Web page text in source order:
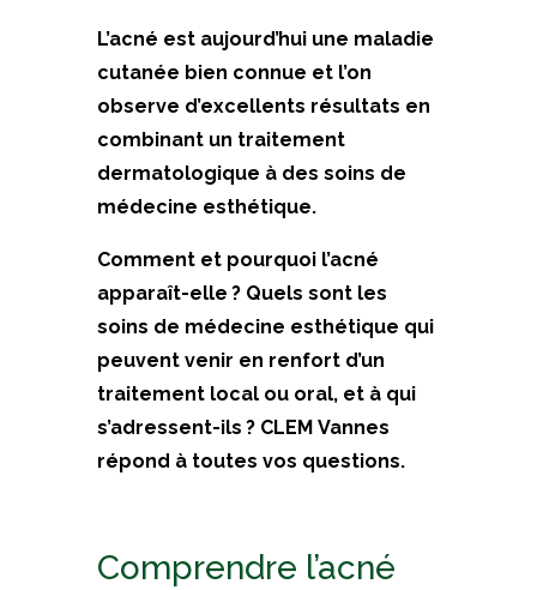
L’acné est aujourd’hui une maladie
cutanée bien connue et l’on
observe d’excellents résultats en
combinant un traitement
dermatologique à des soins de
médecine esthétique.
Comment et pourquoi l’acné
apparaît-elle ? Quels sont les
soins de médecine esthétique qui
peuvent venir en renfort d’un
traitement local ou oral, et à qui
s’adressent-ils ? CLEM Vannes
répond à toutes vos questions.
Comprendre l’acné